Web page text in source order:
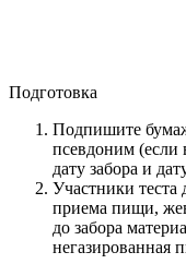
Подготовка
Подпишите
псевдоним (если
дату забора и
Участники теста
приема пищи,
до забора
негазированная